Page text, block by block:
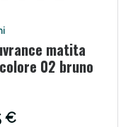
matita
02 bruno
€